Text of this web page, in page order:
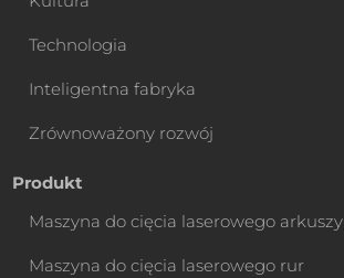
Technologia
Inteligentna fabryka
Zrównoważony rozwój
Produkt
Maszyna do cięcia laserowego arkuszy
Maszyna do cięcia laserowego rur